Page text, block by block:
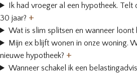
Ik had vroeger al een hypotheek.
30 jaar? +
Wat is slim splitsen en wanneer loont
Mijn ex blijft wonen in onze woning.
nieuwe hypotheek? +
Wanneer schakel ik een